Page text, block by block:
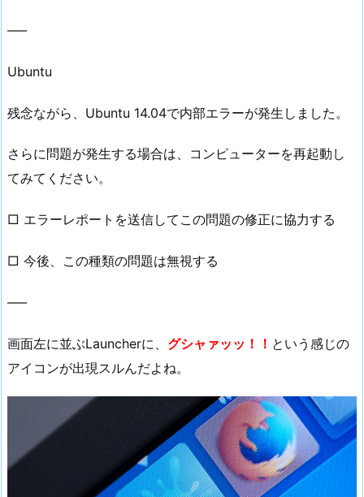
—–
Ubuntu
残念ながら、Ubuntu 14.04で内部エラーが発生しました。
さらに問題が発生する場合は、コンピューターを再起動し
てみてください。
□ エラーレポートを送信してこの問題の修正に協力する
□ 今後、この種類の問題は無視する
—–
画面左に並ぶLauncherに、 グシャァッッ！！ という感じの
アイコンが出現スルんだよね。